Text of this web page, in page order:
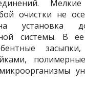
очистки не
установка
системы. В